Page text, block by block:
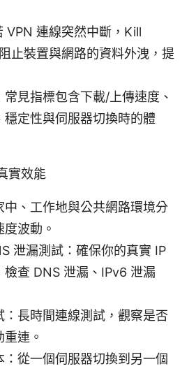
VPN 連線突然中斷，Kill
止裝置與網路的資料外洩，提
見指標包含下載/上傳速度、
穩定性與伺服器切換時的體
實效能
中、工作地與公共網路環境分
波動。
泄漏測試：確保你的真實 IP
檢查 DNS 泄漏、IPv6 泄漏
：長時間連線測試，觀察是否
連。
：從一個伺服器切換到另一個